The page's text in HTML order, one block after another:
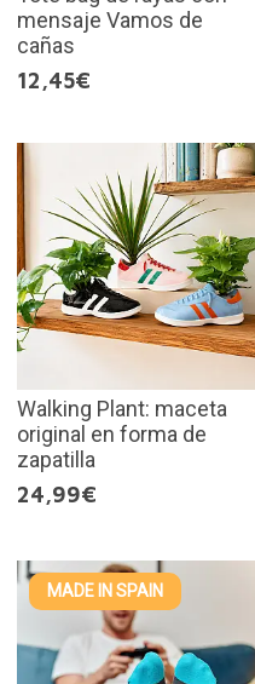
mensaje Vamos de
cañas
12,45€
Walking Plant: maceta
original en forma de
zapatilla
24,99€
MADE IN SPAIN